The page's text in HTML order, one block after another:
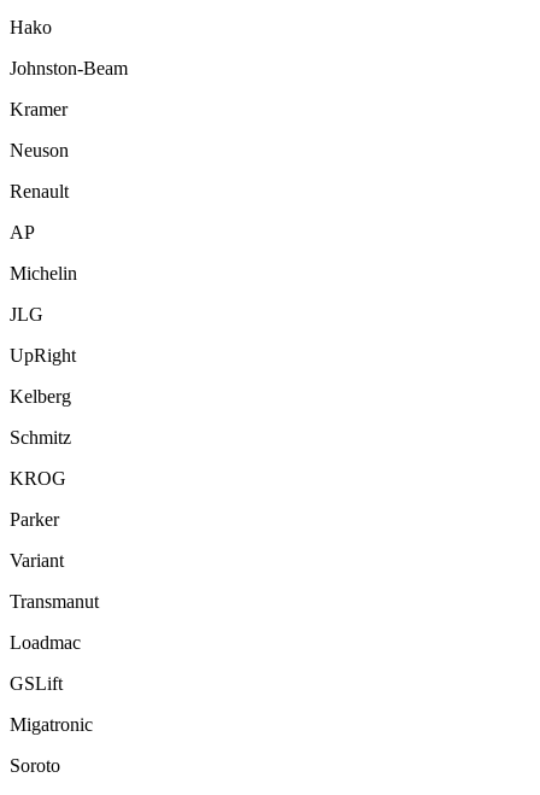
Hako
Johnston-Beam
Kramer
Neuson
Renault
AP
Michelin
JLG
UpRight
Kelberg
Schmitz
KROG
Parker
Variant
Transmanut
Loadmac
GSLift
Migatronic
Soroto